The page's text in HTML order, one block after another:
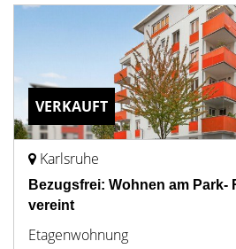
VERKAUFT
Karlsruhe
Bezugsfrei: Wohnen am Park-
vereint
Etagenwohnung